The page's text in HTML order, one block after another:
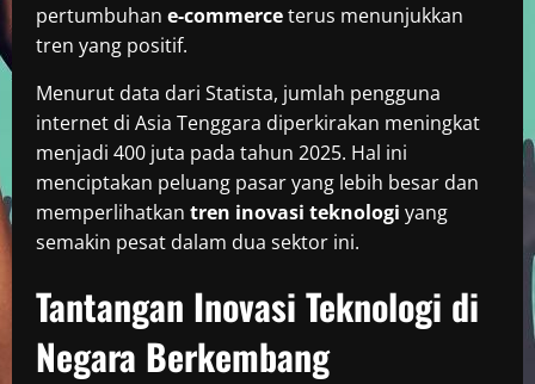
pertumbuhan e-commerceterus menunjukkan
tren yang positif.
Menurut data dari Statista, jumlah pengguna
internet di Asia Tenggara diperkirakan meningkat
menjadi 400 juta pada tahun 2025. Hal ini
menciptakan peluang pasar yang lebih besar dan
memperlihatkan tren inovasi teknologi yang
semakin pesat dalam dua sektor ini.
Tantangan Inovasi Teknologi di
Negara Berkembang